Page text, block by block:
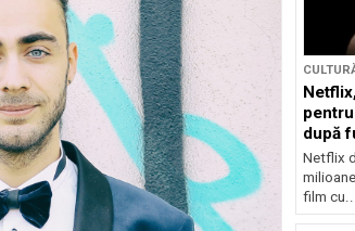
după
Netflix
film cu...